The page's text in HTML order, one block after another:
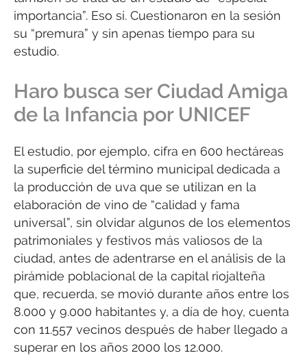
importancia”. Eso sí. Cuestionaron en la sesión
su “premura” y sin apenas tiempo para su
estudio.
Haro busca ser Ciudad Amiga
de la Infancia por UNICEF
El estudio, por ejemplo, cifra en 600 hectáreas
la superficie del término municipal dedicada a
la producción de uva que se utilizan en la
elaboración de vino de “calidad y fama
universal”, sin olvidar algunos de los elementos
patrimoniales y festivos más valiosos de la
ciudad, antes de adentrarse en el análisis de la
pirámide poblacional de la capital riojalteña
que, recuerda, se movió durante años entre los
8.000 y 9.000 habitantes y, a día de hoy, cuenta
con 11.557 vecinos después de haber llegado a
superar en los años 2000 los 12.000.